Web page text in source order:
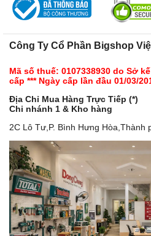
Công Ty Cổ Phần Bigshop
Mã số thuế: 0107338930 do Sở
cấp *** Ngày cấp lần đầu 01/03/
Địa Chỉ Mua Hàng Trực Tiếp (*)
Chi nhánh 1 & Kho hàng
2C Lô Tư,P. Bình Hưng Hòa,Thành